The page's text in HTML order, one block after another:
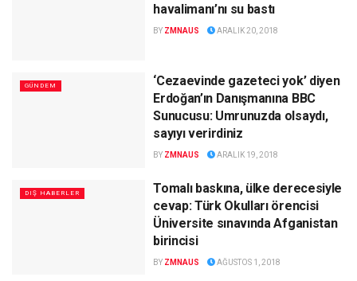
havalimanı’nı su bastı
BY ZMNAUS ARALIK 20, 2018
GÜNDEM
‘Cezaevinde gazeteci yok’ diyen
Erdoğan’ın Danışmanına BBC
Sunucusu: Umrunuzda olsaydı,
sayıyı verirdiniz
BY ZMNAUS ARALIK 19, 2018
DIŞ HABERLER
Tomalı baskına, ülke derecesiyle
cevap: Türk Okulları örencisi
Üniversite sınavında Afganistan
birincisi
BY ZMNAUS AĞUSTOS 1, 2018